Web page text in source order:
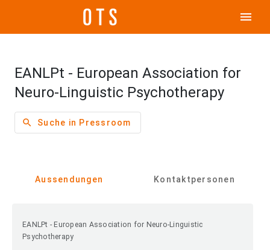
menu
EANLPt - European Association for
Neuro-Linguistic Psychotherapy
search Suche in Pressroom
Aussendungen Kontaktpersonen
EANLPt - European Association for Neuro-Linguistic
Psychotherapy